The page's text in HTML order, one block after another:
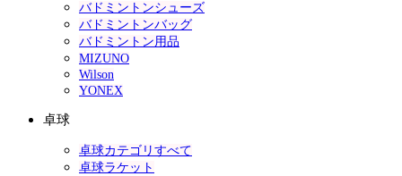
バドミントンシューズ
バドミントンバッグ
バドミントン用品
MIZUNO
Wilson
YONEX
卓球
卓球カテゴリすべて
卓球ラケット